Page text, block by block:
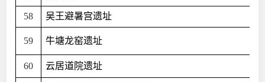
58 吴王避暑宫遗址
59 牛塘龙窑遗址
60 云居道院遗址